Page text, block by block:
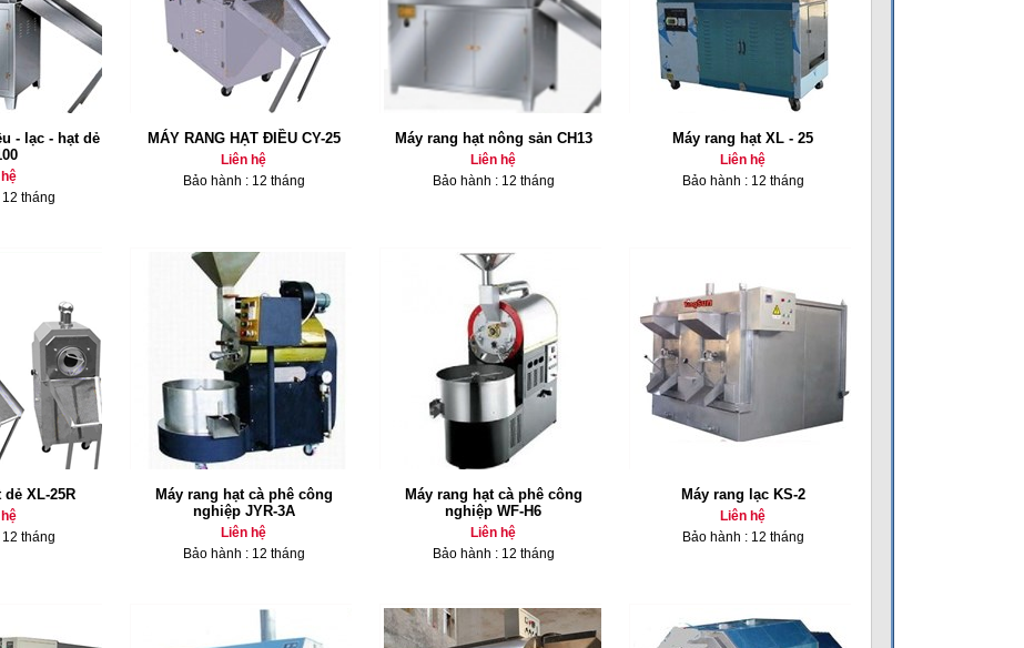
- lạc - hạt dẻ
tháng
MÁY RANG HẠT ĐIỀU CY-25
Liên hệ
Bảo hành : 12 tháng
Máy rang hạt nông sản CH13
Liên hệ
Bảo hành : 12 tháng
Máy rang hạt XL - 25
Liên hệ
Bảo hành : 12 tháng
dẻ XL-25R
tháng
Máy rang hạt cà phê công
nghiệp JYR-3A
Liên hệ
Bảo hành : 12 tháng
Máy rang hạt cà phê công
nghiệp WF-H6
Liên hệ
Bảo hành : 12 tháng
Máy rang lạc KS-2
Liên hệ
Bảo hành : 12 tháng